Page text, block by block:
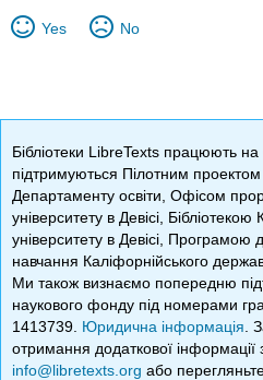
Yes No
Бібліотеки LibreTexts працюють на
підтримуються Пілотним проектом
Департаменту освіти, Офісом
університету в Девісі, Бібліотекою
університету в Девісі, Програмою
навчання Каліфорнійського
Ми також визнаємо попередню
наукового фонду під номерами
1413739. Юридична інформація .
отримання додаткової інформації
info@libretexts.org або